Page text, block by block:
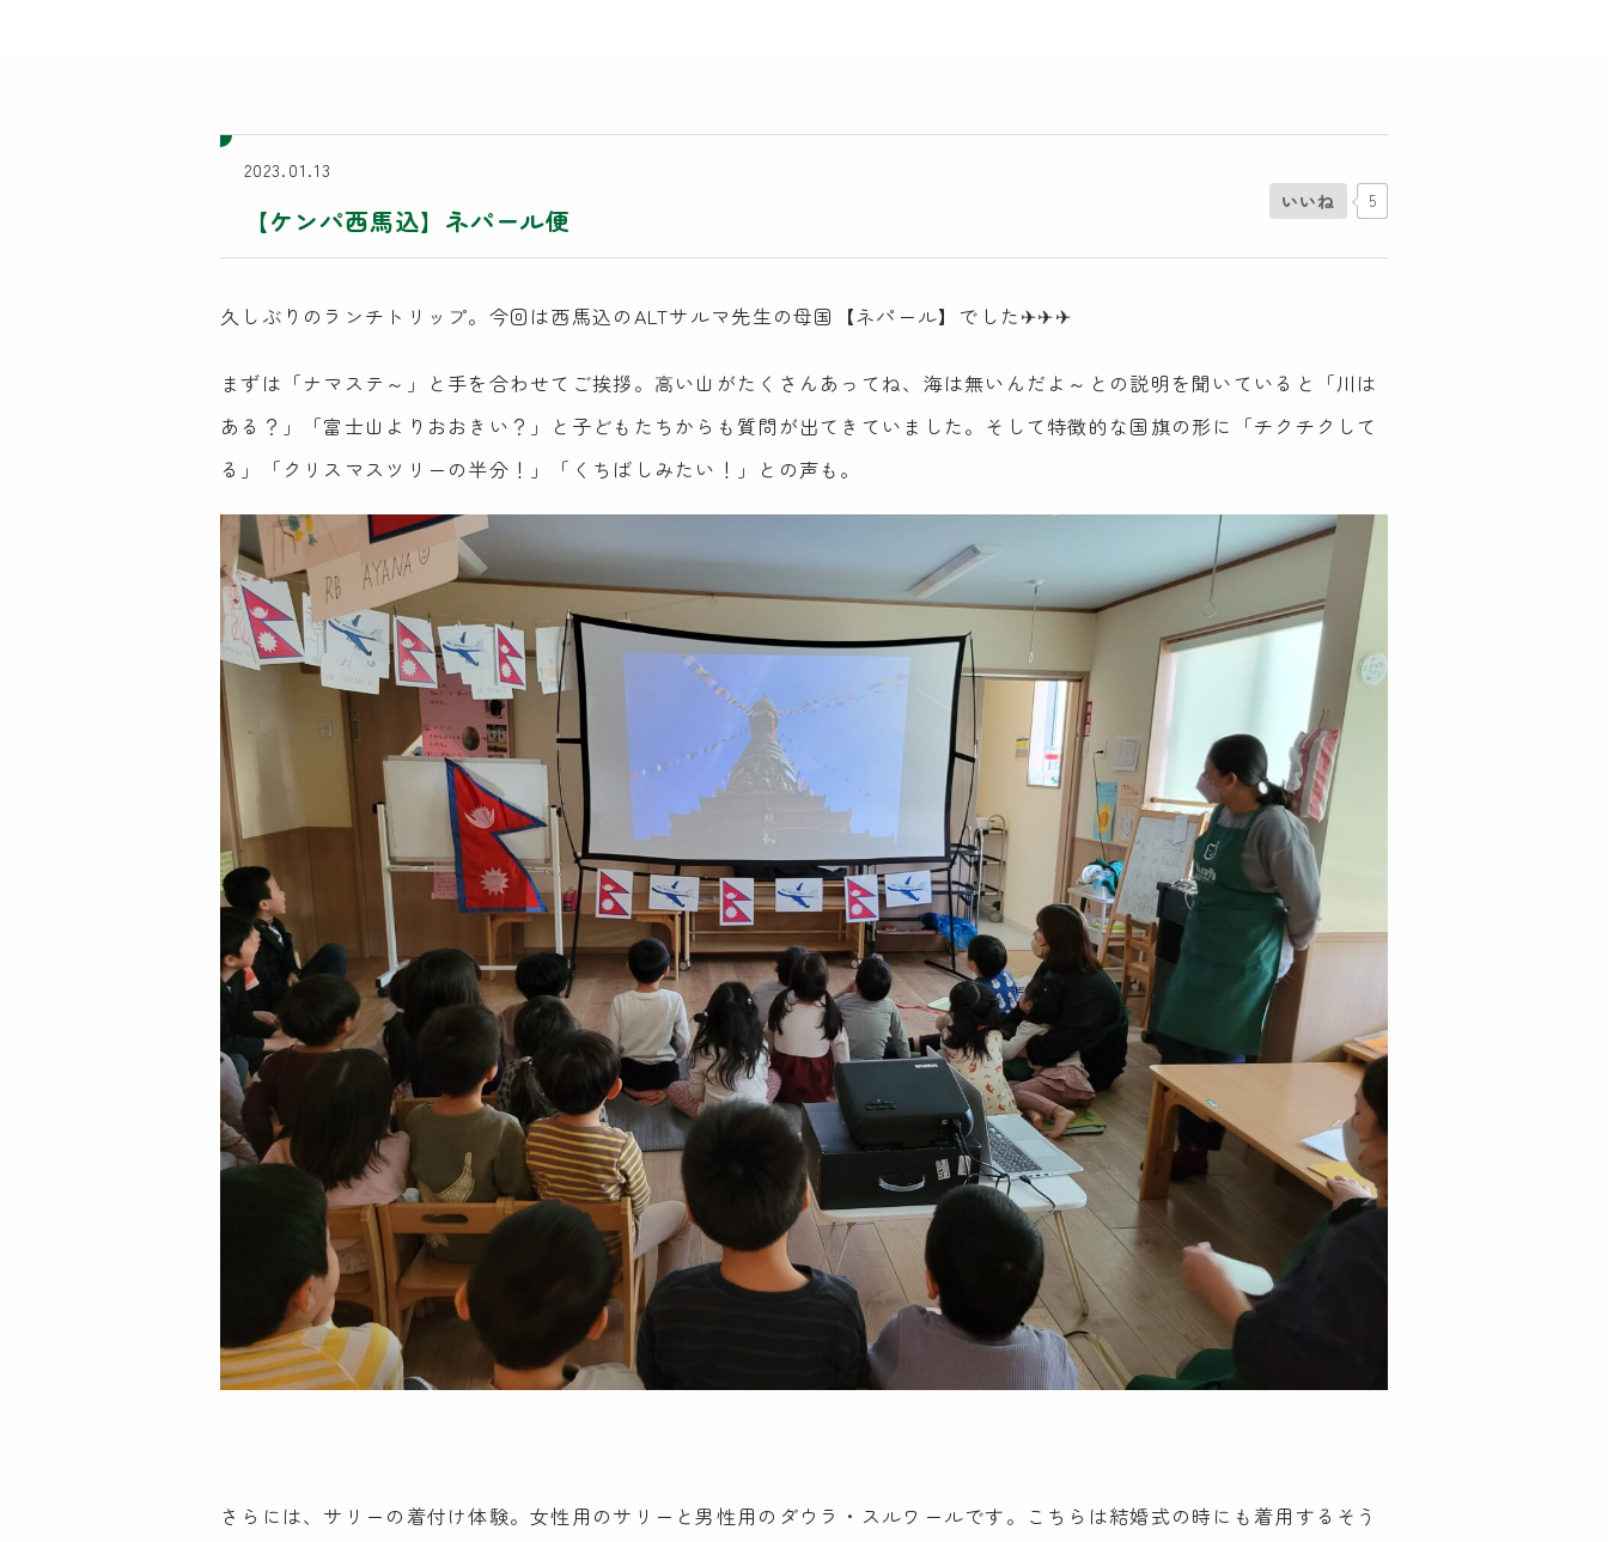
2023.01.13
【ケンパ西馬込】ネパール便
いいね 5
久しぶりのランチトリップ。今回は西馬込のALTサルマ先生の母国【ネパール】でした✈✈✈
まずは「ナマステ～」と手を合わせてご挨拶。高い山がたくさんあってね、海は無いんだよ～との説明を聞いていると「川は
ある？」「富士山よりおおきい？」と子どもたちからも質問が出てきていました。そして特徴的な国旗の形に「チクチクして
る」「クリスマスツリーの半分！」「くちばしみたい！」との声も。
さらには、サリーの着付け体験。女性用のサリーと男性用のダウラ・スルワールです。こちらは結婚式の時にも着用するそう